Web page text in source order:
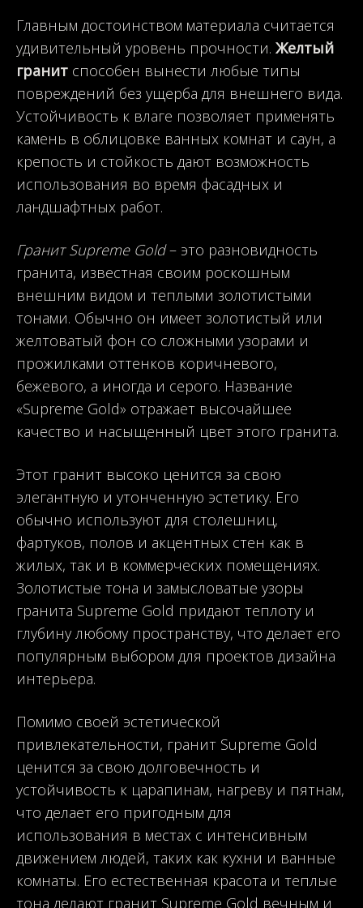
Главным достоинством материала считается
удивительный уровень прочности. Желтый
гранит способен вынести любые типы
повреждений без ущерба для внешнего вида.
Устойчивость к влаге позволяет применять
камень в облицовке ванных комнат и саун, а
крепость и стойкость дают возможность
использования во время фасадных и
ландшафтных работ.
Гранит Supreme Gold– это разновидность
гранита, известная своим роскошным
внешним видом и теплыми золотистыми
тонами. Обычно он имеет золотистый или
желтоватый фон со сложными узорами и
прожилками оттенков коричневого,
бежевого, а иногда и серого. Название
«Supreme Gold» отражает высочайшее
качество и насыщенный цвет этого гранита.
Этот гранит высоко ценится за свою
элегантную и утонченную эстетику. Его
обычно используют для столешниц,
фартуков, полов и акцентных стен как в
жилых, так и в коммерческих помещениях.
Золотистые тона и замысловатые узоры
гранита Supreme Gold придают теплоту и
глубину любому пространству, что делает его
популярным выбором для проектов дизайна
интерьера.
Помимо своей эстетической
привлекательности, гранит Supreme Gold
ценится за свою долговечность и
устойчивость к царапинам, нагреву и пятнам,
что делает его пригодным для
использования в местах с интенсивным
движением людей, таких как кухни и ванные
комнаты. Его естественная красота и теплые
тона делают гранит Supreme Gold вечным и